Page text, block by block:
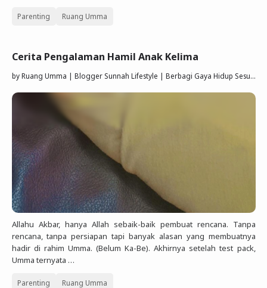
Parenting Ruang Umma
Cerita Pengalaman Hamil Anak Kelima
byRuang Umma | Blogger Sunnah Lifestyle | Berbagi Gaya Hidup Sesuai Quran Sunnah
Allahu Akbar, hanya Allah sebaik-baik pembuat rencana. Tanpa
rencana, tanpa persiapan tapi banyak alasan yang membuatnya
hadir di rahim Umma. (Belum Ka-Be). Akhirnya setelah test pack,
Umma ternyata …
Parenting Ruang Umma